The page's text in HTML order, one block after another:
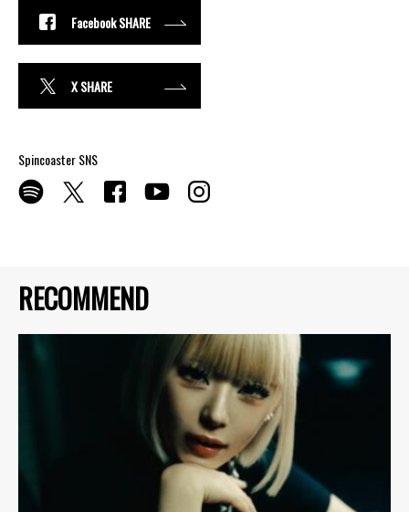
RECOMMEND
Facebook SHARE
X SHARE
Spincoaster SNS